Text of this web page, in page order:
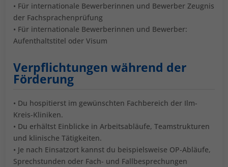
• Für internationale Bewerberinnen und Bewerber Zeugnis
der Fachsprachenprüfung
• Für internationale Bewerberinnen und Bewerber:
Aufenthaltstitel oder Visum
Verpflichtungen während der
Förderung
• Du hospitierst im gewünschten Fachbereich der Ilm-
Kreis-Kliniken.
• Du erhältst Einblicke in Arbeitsabläufe, Teamstrukturen
und klinische Tätigkeiten.
• Je nach Einsatzort kannst du beispielsweise OP-Abläufe,
Sprechstunden oder Fach- und Fallbesprechungen